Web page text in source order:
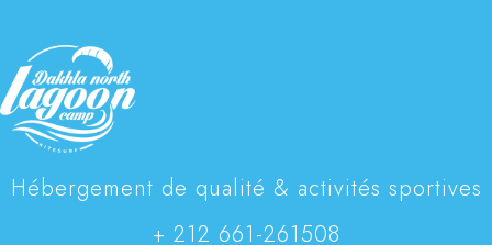
Hébergement de qualité & activités sportives
+ 212 661-261508